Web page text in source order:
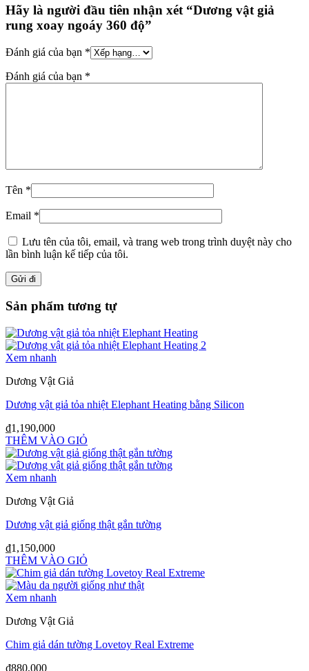
Hãy là người đầu tiên nhận xét “Dương vật giả
rung xoay ngoáy 360 độ”
Đánh giá của bạn *
Đánh giá của bạn *
Tên *
Email *
Lưu tên của tôi, email, và trang web trong trình duyệt này cho
lần bình luận kế tiếp của tôi.
Sản phẩm tương tự
Xem nhanh
Dương Vật Giả
Dương vật giả tỏa nhiệt Elephant Heating bằng Silicon
₫1,190,000
THÊM VÀO GIỎ
Xem nhanh
Dương Vật Giả
Dương vật giả giống thật gắn tường
₫1,150,000
THÊM VÀO GIỎ
Xem nhanh
Dương Vật Giả
Chim giả dán tường Lovetoy Real Extreme
₫880,000